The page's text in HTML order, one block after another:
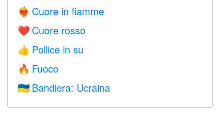
❤️‍🔥 Cuore in fiamme
❤️ Cuore rosso
👍 Pollice in su
🔥 Fuoco
🇺🇦 Bandiera: Ucraina